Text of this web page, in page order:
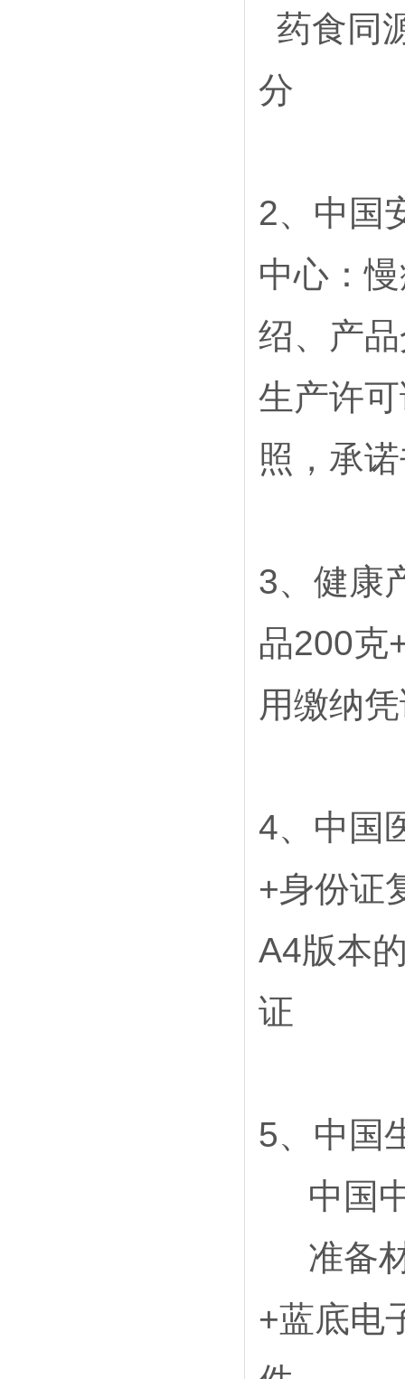
药食同
分
2、中国
中心：
绍、产
生产许
照，承
3、健康
品200克
用缴纳
4、中国
+身份证
A4版本
证
5、中国
中国中
准备材
+蓝底电